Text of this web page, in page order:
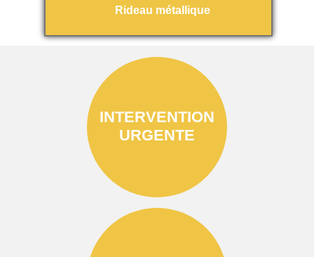
Rideau métallique
INTERVENTION
URGENTE